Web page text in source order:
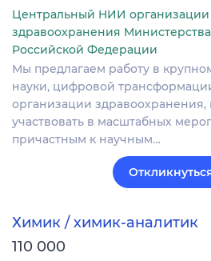
Центральный НИИ
здравоохранения
Российской Федерации
Мы предлагаем работу в
науки, цифровой
организации здравоохранения,
участвовать в масштабных
причастным к научным…
Химик / химик-аналитик
110 000